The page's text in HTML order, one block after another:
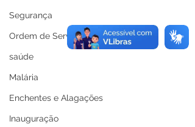
Segurança
Ordem de Serviço
saúde
Malária
Enchentes e Alagações
Inauguração